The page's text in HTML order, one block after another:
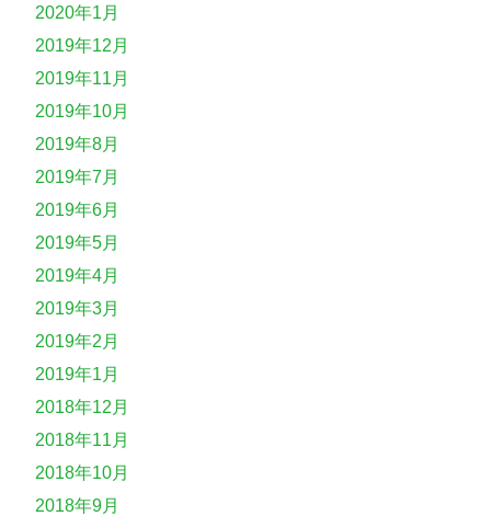
2020年1月
2019年12月
2019年11月
2019年10月
2019年8月
2019年7月
2019年6月
2019年5月
2019年4月
2019年3月
2019年2月
2019年1月
2018年12月
2018年11月
2018年10月
2018年9月